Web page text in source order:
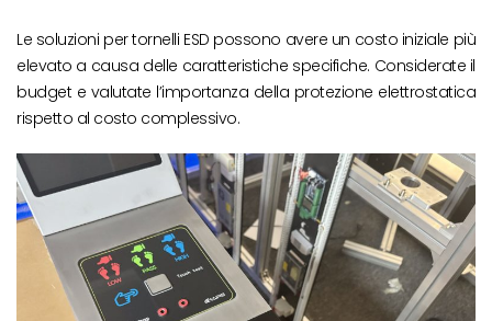
Le soluzioni per tornelli ESD possono avere un costo iniziale più
elevato a causa delle caratteristiche specifiche. Considerate il
budget e valutate l’importanza della protezione elettrostatica
rispetto al costo complessivo.